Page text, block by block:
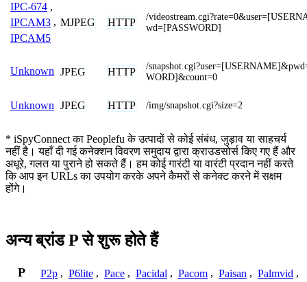
IPC-674 ,
IPCAM3 ,
IPCAM5
MJPEG HTTP
/
wd=[PASSWORD]
Unknown JPEG HTTP
/
WORD]&count=0
Unknown JPEG HTTP /img/snapshot.cgi?size=2
* iSpyConnect का Peoplefu के उत्पादों से कोई संबंध, जुड़ाव या साहचर्य
नहीं है। यहाँ दी गई कनेक्शन विवरण समुदाय द्वारा क्राउडसोर्स किए गए हैं और
अधूरे, गलत या पुराने हो सकते हैं। हम कोई गारंटी या वारंटी प्रदान नहीं करते
कि आप इन URLs का उपयोग करके अपने कैमरों से कनेक्ट करने में सक्षम
होंगे।
अन्य ब्रांड P से शुरू होते हैं
P P2p , P6lite , Pace , Pacidal , Pacom , Paisan , Palmvid ,